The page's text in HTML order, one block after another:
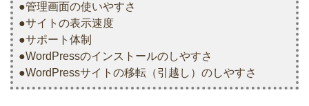
●管理画面の使いやすさ
●サイトの表示速度
●サポート体制
●WordPressのインストールのしやすさ
●WordPressサイトの移転（引越し）のしやすさ